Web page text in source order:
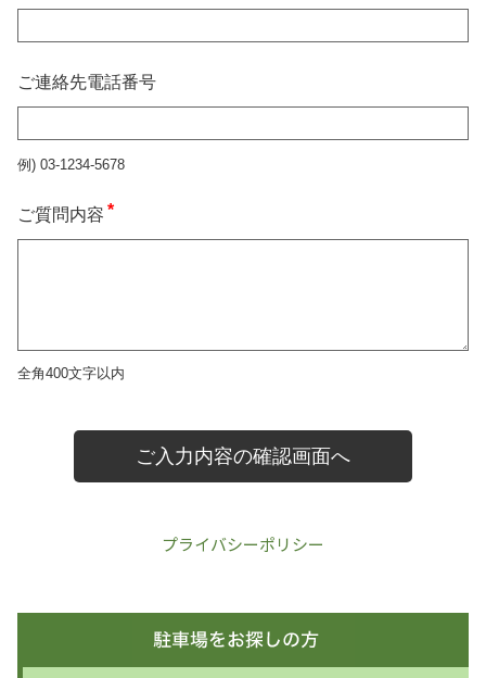
プライバシーポリシー